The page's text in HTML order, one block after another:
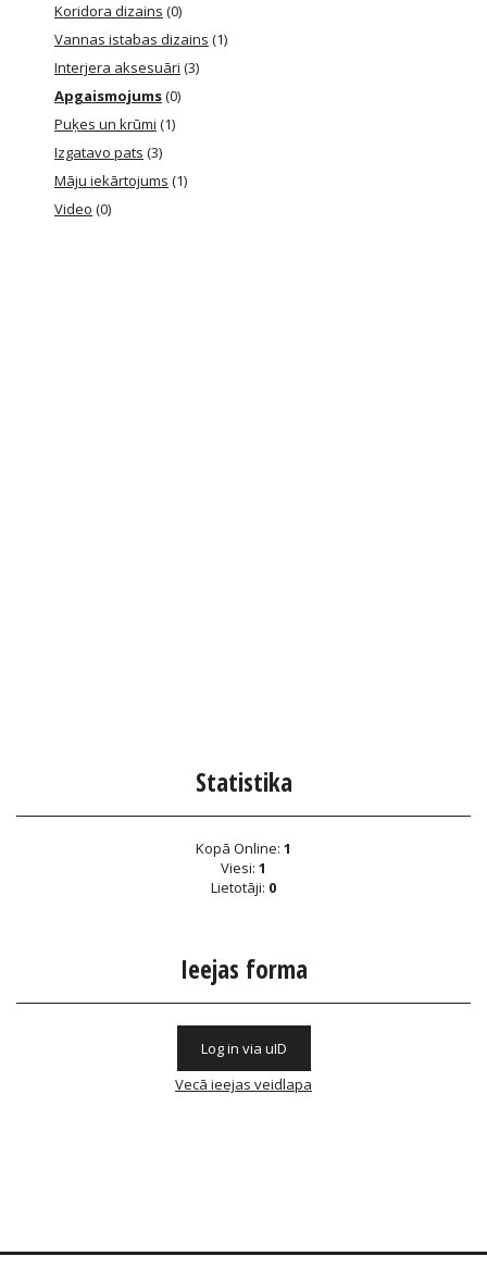
Koridora dizains (0)
Vannas istabas dizains (1)
Interjera aksesuāri (3)
Apgaismojums(0)
Puķes un krūmi (1)
Izgatavo pats (3)
Māju iekārtojums (1)
Video (0)
Statistika
Kopā Online: 1
Viesi: 1
Lietotāji: 0
Ieejas forma
Log in via uID
Vecā ieejas veidlapa